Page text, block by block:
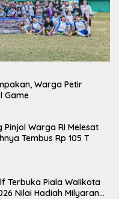
Warga Petir
Game
Pinjol Warga RI Melesat
Tembus Rp 105 T
Terbuka Piala Walikota
Nilai Hadiah Milyaran